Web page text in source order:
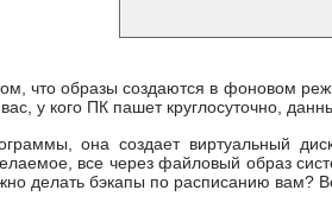
что образы создаются в фоновом
у кого ПК пашет круглосуточно,
она создает виртуальный
все через файловый образ
делать бэкапы по расписанию вам?